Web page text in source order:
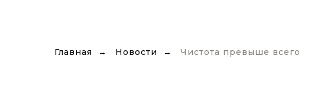
Главная → Новости → Чистота превыше всего